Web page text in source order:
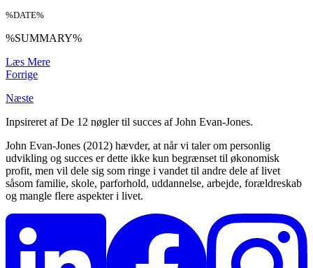
%DATE%
%SUMMARY%
Læs Mere
Forrige
Næste
Inpsireret af De 12 nøgler til succes af John Evan-Jones.
John Evan-Jones (2012) hævder, at når vi taler om personlig
udvikling og succes er dette ikke kun begrænset til økonomisk
profit, men vil dele sig som ringe i vandet til andre dele af livet
såsom familie, skole, parforhold, uddannelse, arbejde, forældreskab
og mangle flere aspekter i livet.